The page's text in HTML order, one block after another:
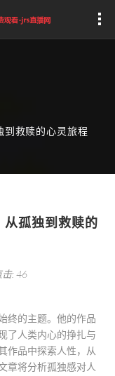
到救赎的心灵旅程
孤独到救赎的
击: 46
终的主题。他的作品
了人类内心的挣扎与
作品中探索人性，从
章将分析孤独感对人